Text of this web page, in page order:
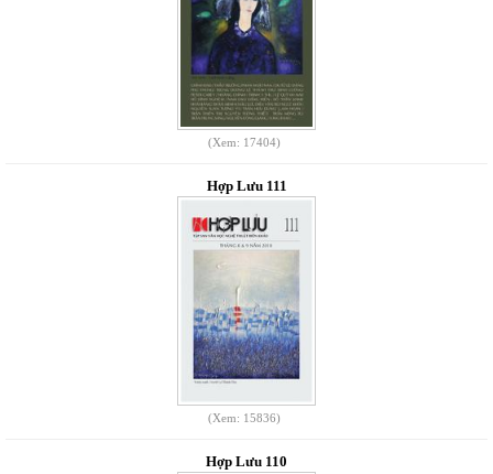
(Xem: 17404)
Hợp Lưu 111
(Xem: 15836)
Hợp Lưu 110